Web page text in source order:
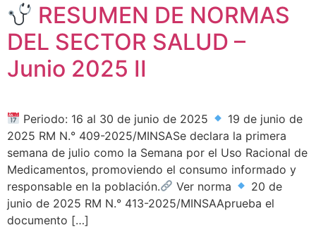
RESUMEN DE NORMAS
DEL SECTOR SALUD –
Junio 2025 II
Periodo: 16 al 30 de junio de 2025
19 de junio de
2025 RM N.° 409-2025/MINSASe declara la primera
semana de julio como la Semana por el Uso Racional de
Medicamentos, promoviendo el consumo informado y
responsable en la población.
Ver norma
20 de
junio de 2025 RM N.° 413-2025/MINSAAprueba el
documento […]